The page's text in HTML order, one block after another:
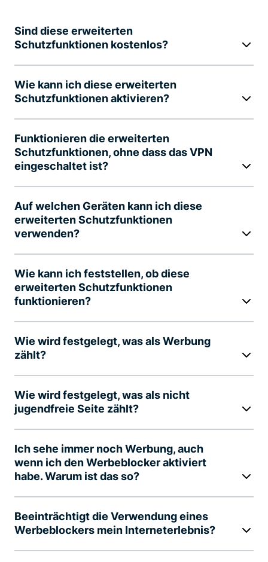
Sind diese erweiterten
Schutzfunktionen kostenlos?
Wie kann ich diese erweiterten
Schutzfunktionen aktivieren?
Funktionieren die erweiterten
Schutzfunktionen, ohne dass das VPN
eingeschaltet ist?
Auf welchen Geräten kann ich diese
erweiterten Schutzfunktionen
verwenden?
Wie kann ich feststellen, ob diese
erweiterten Schutzfunktionen
funktionieren?
Wie wird festgelegt, was als Werbung
zählt?
Wie wird festgelegt, was als nicht
jugendfreie Seite zählt?
Ich sehe immer noch Werbung, auch
wenn ich den Werbeblocker aktiviert
habe. Warum ist das so?
Beeinträchtigt die Verwendung eines
Werbeblockers mein Interneterlebnis?